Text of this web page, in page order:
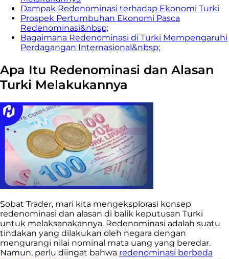
Dampak Redenominasi terhadap Ekonomi Turki
Prospek Pertumbuhan Ekonomi Pasca
Redenominasi&nbsp;
Bagaimana Redenominasi di Turki Mempengaruhi
Perdagangan Internasional&nbsp;
Apa Itu Redenominasi dan Alasan
Turki Melakukannya
Sobat Trader, mari kita mengeksplorasi konsep
redenominasi dan alasan di balik keputusan Turki
untuk melaksanakannya. Redenominasi adalah suatu
tindakan yang dilakukan oleh negara dengan
mengurangi nilai nominal mata uang yang beredar.
Namun, perlu diingat bahwa redenominasi berbeda